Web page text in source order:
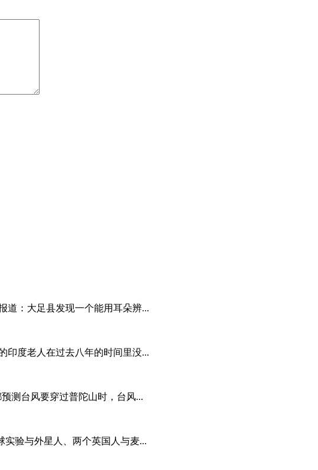
道：大足县发现一个能用耳朵辨...
印度老人在过去八年的时间里没...
测台风要穿过普陀山时，台风...
验与外星人、两个英国人与麦...